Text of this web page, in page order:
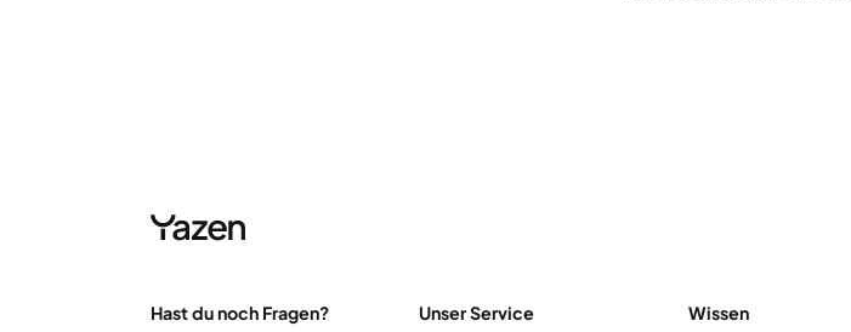
Hast du noch Fragen? Unser Service Wissen